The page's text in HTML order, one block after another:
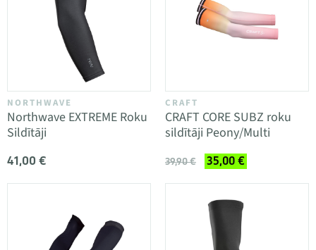
NORTHWAVE
Northwave EXTREME Roku
Sildītāji
41,00 €
CRAFT
CRAFT CORE SUBZ roku
sildītāji Peony/Multi
39,90 € 35,00 €